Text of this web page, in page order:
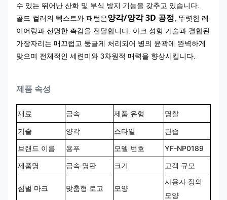
수 있는 뛰어난 산화 및 부식 방지 기능을 갖추고 있습니다.
골드 컬러의 텍스트와 패턴은양각/양각 3D 공정 , 뚜렷한 레
이어링과 선명한 촉감을 전달합니다. 아크 성형 기술과 결합된
가장자리는 매끄럽고 둥글게 처리되어 병의 윤곽에 완벽하게
맞으며 전체적인 세련미와 3차원적 매력을 향상시킵니다.
제품 속성
재료 금속 제품 유형 명찰
기술 양각 스타일
관습
브랜드 이름
용푸 모델 번호
YF-NP0189
제품명
금속 명판 크기 고객 규모
심벌 마크 맞춤형 로고 모양
사용자 정의
모양